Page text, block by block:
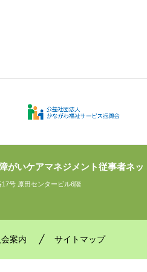
がいケアマネジメント従事者ネッ
号 原田センタービル6階
会案内 サイトマップ